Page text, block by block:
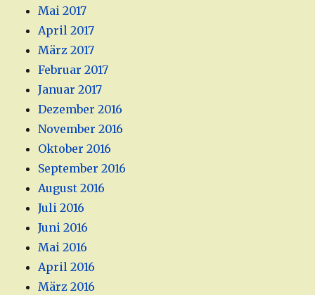
Mai 2017
April 2017
März 2017
Februar 2017
Januar 2017
Dezember 2016
November 2016
Oktober 2016
September 2016
August 2016
Juli 2016
Juni 2016
Mai 2016
April 2016
März 2016